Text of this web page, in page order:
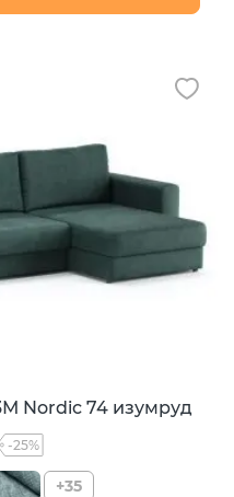
Nordic 74 изумруд
-25%
+35